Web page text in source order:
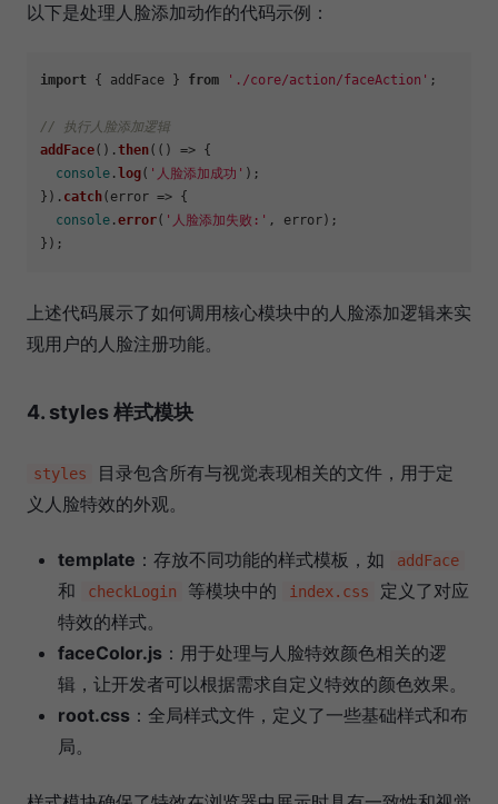
以下是处理人脸添加动作的代码示例：
import { addFace } from './core/action/faceAction' ;
// 执行人脸添加逻辑
addFace().then( () => {
console . log( '人脸添加成功' );
}). catch( error => {
console .error( '人脸添加失败:' , error);
上述代码展示了如何调用核心模块中的人脸添加逻辑来实
现用户的人脸注册功能。
4. styles 样式模块
styles
目录包含所有与视觉表现相关的文件，用于定
义人脸特效的外观。
template ：存放不同功能的样式模板，如 addFace
和 checkLogin 等模块中的 index.css
定义了对应
特效的样式。
faceColor.js ：用于处理与人脸特效颜色相关的逻
辑，让开发者可以根据需求自定义特效的颜色效果。
root.css ：全局样式文件，定义了一些基础样式和布
局。